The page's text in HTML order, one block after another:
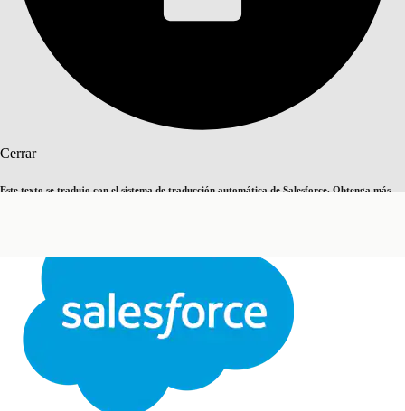
Cerrar
Este texto se tradujo con el sistema de traducción automática de Salesforce. Obtenga más
Cerrar Cerrar
Índice de materias
Buscar